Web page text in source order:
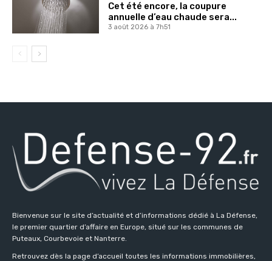
Cet été encore, la coupure
annuelle d’eau chaude sera...
3 août 2026 à 7h51
Bienvenue sur le site d’actualité et d’informations dédié à La Défense,
le premier quartier d’affaire en Europe, situé sur les communes de
Puteaux, Courbevoie et Nanterre.
Retrouvez dès la page d’accueil toutes les informations immobilières,